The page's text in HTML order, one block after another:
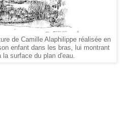
de Camille Alaphilippe réalisée en
enfant dans les bras, lui montrant
la surface du plan d'eau.